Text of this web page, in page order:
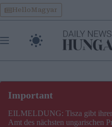
Skip
to
content
HelloMagyar
EILMELDUNG: Tisza gibt
Amt des nächsten ungarischen